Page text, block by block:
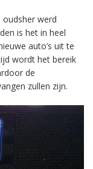
oudsher werd
is het in heel
auto’s uit te
wordt het bereik
de
zullen zijn.